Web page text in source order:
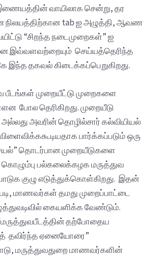
வாயிலாக சென்று, தர
நிலயத்திற்கான tab ஐ அழுத்தி, ஆவண
“சிறந்த நடைமுறைகள்” ஐ
இவ்வளவற்றையும் செய்யத்தெரிந்த
இந்த தகவல் கிடைக்கப்பெறுகிறது.
பீடங்கள் முறையீட்டு முறைகளை
போல தெரிகிறது. முறையீடு
அவரின் தொழில்சார் கல்வியியல்
பார்க்கப்படும் ஒரு
தொடர்பான முறையீடுகளை
பல்கலைக்கழக மருத்துவ
குழு எடுத்துக்கொள்கிறது. இதன்
மாணவர்கள் தமது முறைப்பாட்டை
கையளிக்க வேண்டும்.
தற்போதைய
தவிர்ந்த ஏனையோரை”
மருத்துவதுறை மாணவர்களின்